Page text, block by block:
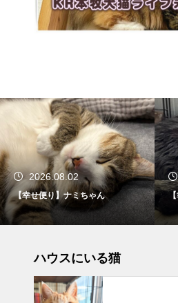
2026.08.02
【幸せ便り】ナミちゃん
ハウスにいる猫